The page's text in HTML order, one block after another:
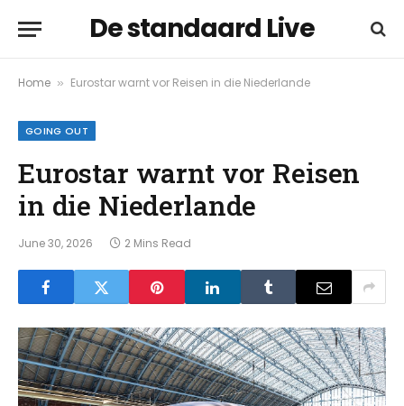
De standaard Live
Home » Eurostar warnt vor Reisen in die Niederlande
GOING OUT
Eurostar warnt vor Reisen
in die Niederlande
June 30, 2026 2 Mins Read